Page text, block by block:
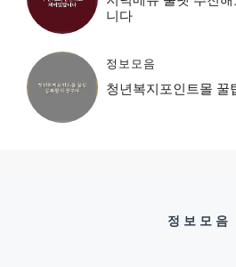
니다
정보모음
청년복지포인트몰 꿀
정보모음